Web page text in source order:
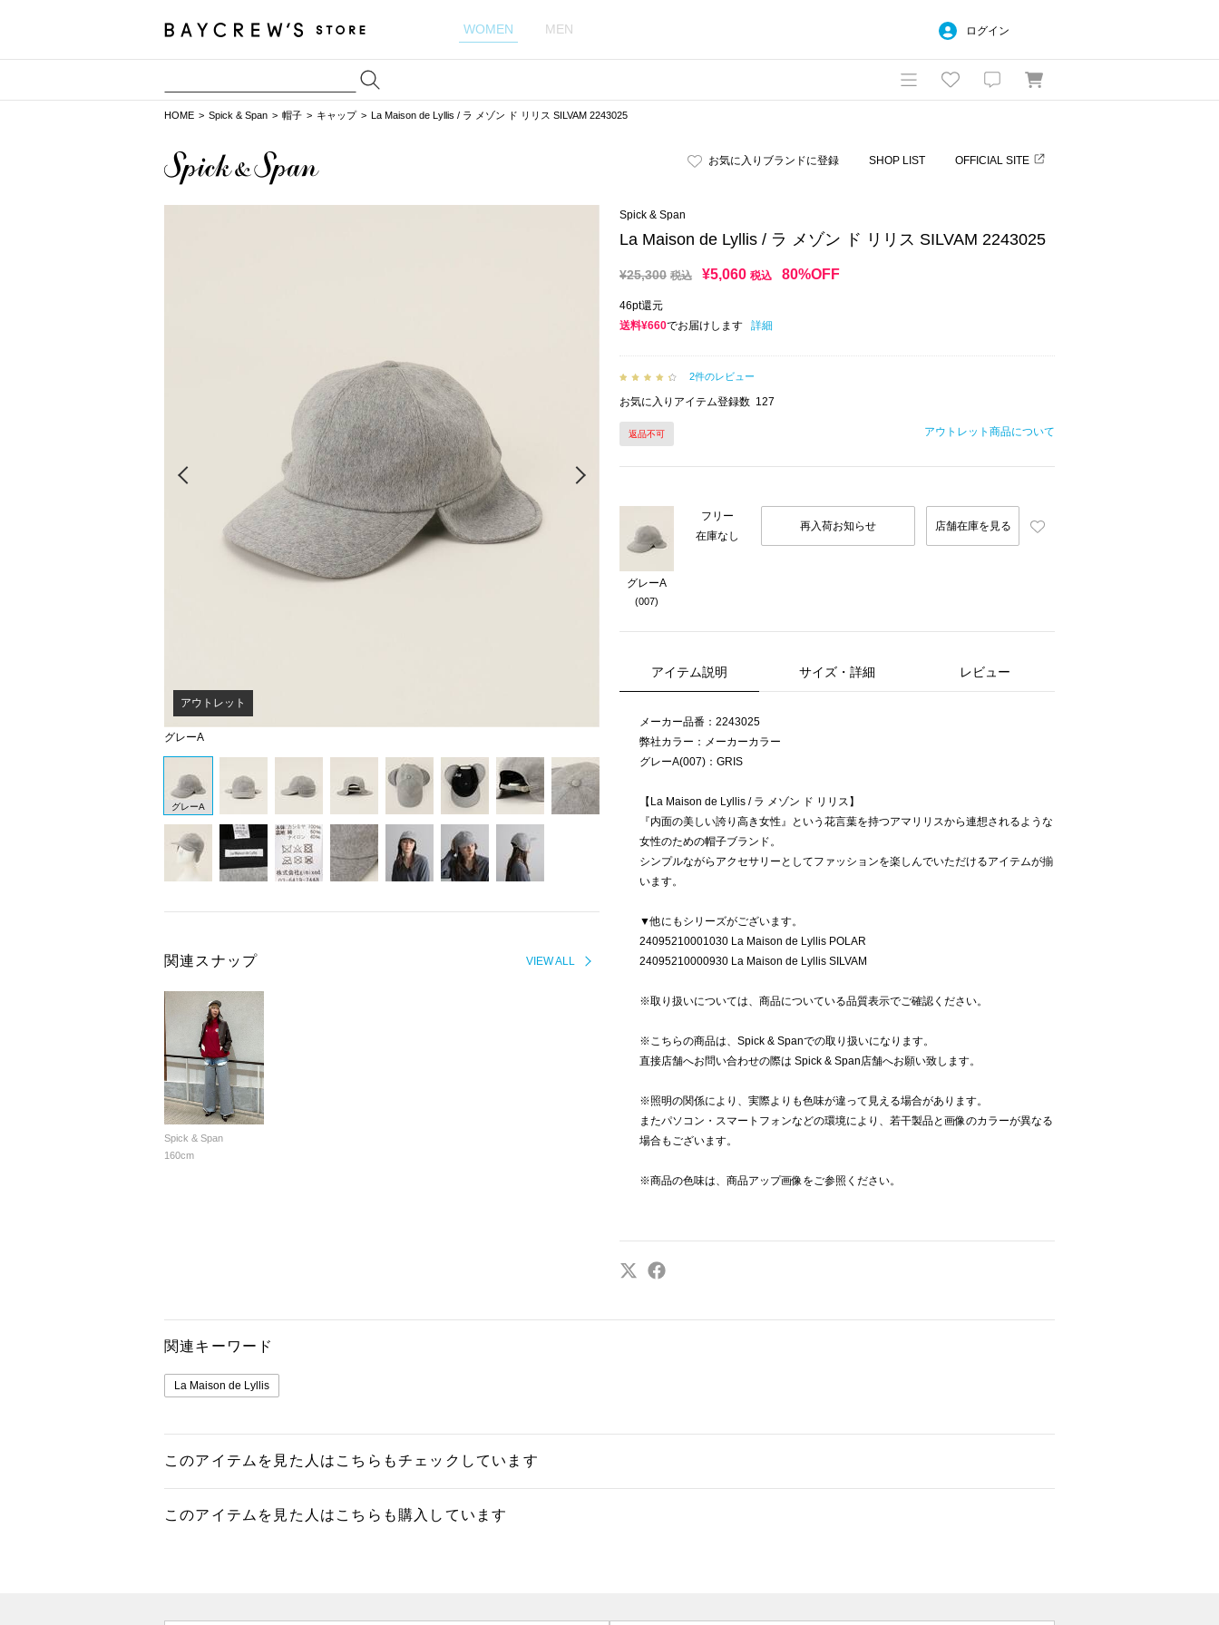
WOMEN MEN ログイン
HOME Spick & Span 帽子 キャップ La Maison de Lyllis / ラ メゾン ド リリス SILVAM 2243025
お気に入りブランドに登録 SHOP LIST OFFICIAL SITE
グレーA
Next
アウトレット
グレーA
VIEW ALL
関連スナップ
Spick & Span
160cm
Spick & Span
La Maison de Lyllis / ラ メゾン ド リリス SILVAM 2243025
¥25,300 税込 ¥5,060 税込 80%OFF
46pt還元
送料¥660でお届けします 詳細
2件のレビュー
お気に入りアイテム登録数 127
返品不可 アウトレット商品について
グレーA
(007)
フリー
在庫なし
再入荷お知らせ 店舗在庫を見る
アイテム説明 サイズ・詳細 レビュー
メーカー品番：2243025
弊社カラー：メーカーカラー
グレーA(007)：GRIS
【La Maison de Lyllis / ラ メゾン ド リリス】
『内面の美しい誇り高き女性』という花言葉を持つアマリリスから連想されるような
女性のための帽子ブランド。
シンプルながらアクセサリーとしてファッションを楽しんでいただけるアイテムが揃
います。
▼他にもシリーズがございます。
24095210001030 La Maison de Lyllis POLAR
24095210000930 La Maison de Lyllis SILVAM
※取り扱いについては、商品についている品質表示でご確認ください。
※こちらの商品は、Spick & Spanでの取り扱いになります。
直接店舗へお問い合わせの際は Spick & Span店舗へお願い致します。
※照明の関係により、実際よりも色味が違って見える場合があります。
またパソコン・スマートフォンなどの環境により、若干製品と画像のカラーが異なる
場合もございます。
※商品の色味は、商品アップ画像をご参照ください。
関連キーワード
La Maison de Lyllis
このアイテムを見た人はこちらもチェックしています
このアイテムを見た人はこちらも購入しています